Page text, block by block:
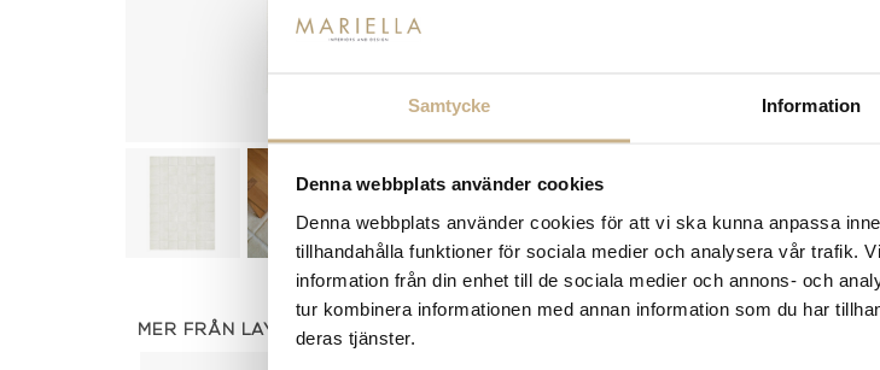
Samtycke Information
Denna webbplats använder cookies
Denna webbplats använder cookies för att vi ska kunna anpassa
tillhandahålla funktioner för sociala medier och analysera vår trafik.
information från din enhet till de sociala medier och annons- och
tur kombinera informationen med annan information som du har
deras tjänster.
MER FRÅN LAYERED